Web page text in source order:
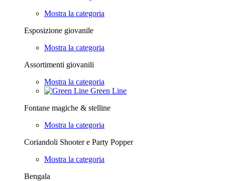
Mostra la categoria
Esposizione giovanile
Mostra la categoria
Assortimenti giovanili
Mostra la categoria
Green Line
Fontane magiche & stelline
Mostra la categoria
Coriandoli Shooter e Party Popper
Mostra la categoria
Bengala